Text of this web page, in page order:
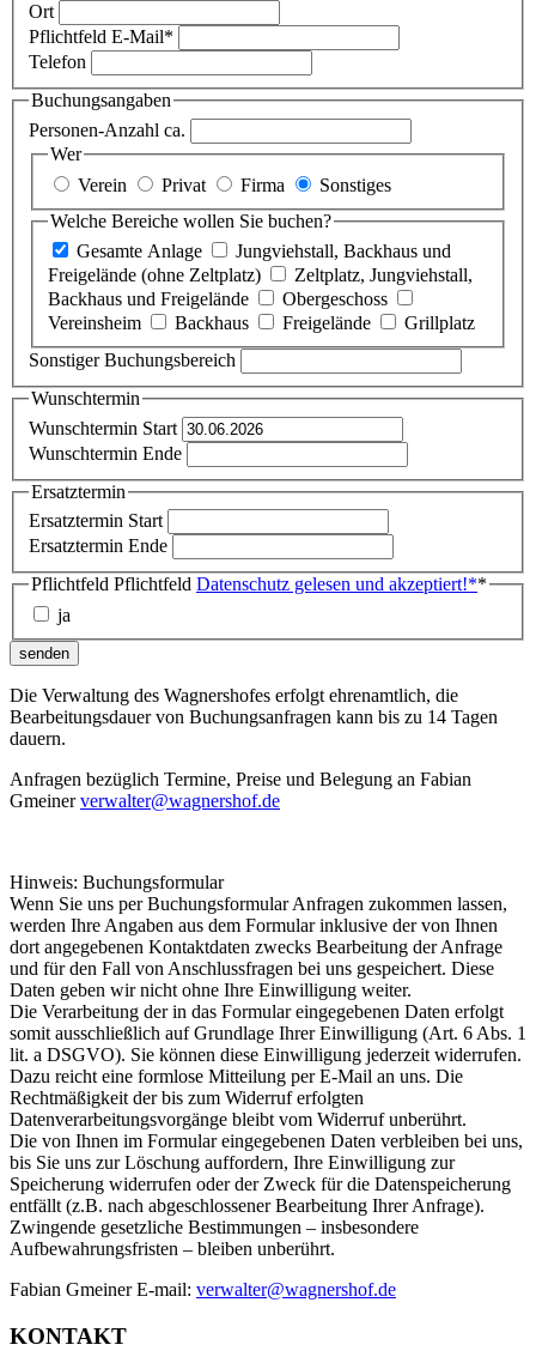
Ort
Pflichtfeld E-Mail*
Telefon
Buchungsangaben
Personen-Anzahl ca.
Wer
Verein
Privat Firma
Sonstiges
Welche Bereiche wollen Sie buchen?
Gesamte Anlage
Jungviehstall, Backhaus und
Freigelände (ohne Zeltplatz)
Zeltplatz, Jungviehstall,
Backhaus und Freigelände
Obergeschoss
Vereinsheim
Backhaus Freigelände
Grillplatz
Sonstiger Buchungsbereich
Wunschtermin
Wunschtermin Start
Wunschtermin Ende
Ersatztermin
Ersatztermin Start
Ersatztermin Ende
Pflichtfeld Pflichtfeld Datenschutz gelesen und akzeptiert!**
ja
senden
Die Verwaltung des Wagnershofes erfolgt ehrenamtlich, die
Bearbeitungsdauer von Buchungsanfragen kann bis zu 14 Tagen
dauern.
Anfragen bezüglich Termine, Preise und Belegung an Fabian
Gmeinerverwalter@wagnershof.de
Hinweis: Buchungsformular
Wenn Sie uns per Buchungsformular Anfragen zukommen lassen,
werden Ihre Angaben aus dem Formular inklusive der von Ihnen
dort angegebenen Kontaktdaten zwecks Bearbeitung der Anfrage
und für den Fall von Anschlussfragen bei uns gespeichert. Diese
Daten geben wir nicht ohne Ihre Einwilligung weiter.
Die Verarbeitung der in das Formular eingegebenen Daten erfolgt
somit ausschließlich auf Grundlage Ihrer Einwilligung (Art. 6 Abs. 1
lit. a DSGVO). Sie können diese Einwilligung jederzeit widerrufen.
Dazu reicht eine formlose Mitteilung per E-Mail an uns. Die
Rechtmäßigkeit der bis zum Widerruf erfolgten
Datenverarbeitungsvorgänge bleibt vom Widerruf unberührt.
Die von Ihnen im Formular eingegebenen Daten verbleiben bei uns,
bis Sie uns zur Löschung auffordern, Ihre Einwilligung zur
Speicherung widerrufen oder der Zweck für die Datenspeicherung
entfällt (z.B. nach abgeschlossener Bearbeitung Ihrer Anfrage).
Zwingende gesetzliche Bestimmungen – insbesondere
Aufbewahrungsfristen – bleiben unberührt.
Fabian Gmeiner E-mail: verwalter@wagnershof.de
KONTAKT